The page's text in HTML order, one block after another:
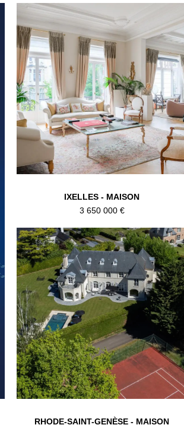
IXELLES - MAISON
3 650 000 €
RHODE-SAINT-GENÈSE - MAISON